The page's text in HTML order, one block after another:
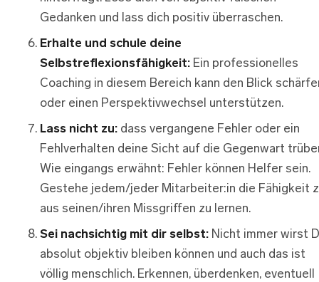
Gedanken und lass dich positiv überraschen.
Erhalte und schule deine
Selbstreflexionsfähigkeit: Ein professionelles
Coaching in diesem Bereich kann den Blick
oder einen Perspektivwechsel unterstützen.
Lass nicht zu: dass vergangene Fehler oder ein
Fehlverhalten deine Sicht auf die Gegenwart
Wie eingangs erwähnt: Fehler können Helfer sein.
Gestehe jedem/jeder Mitarbeiter:in die Fähigkeit
aus seinen/ihren Missgriffen zu lernen.
Sei nachsichtig mit dir selbst: Nicht immer wirst
absolut objektiv bleiben können und auch das ist
völlig menschlich. Erkennen, überdenken, eventuell